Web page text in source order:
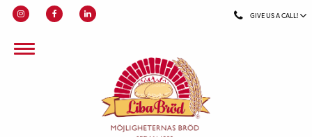
GIVE US A CALL!